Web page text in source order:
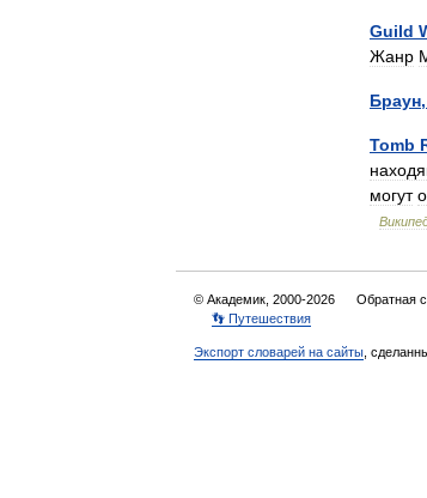
Guild
Жанр
Браун,
Tomb
могут
© Академик, 2000-2026 Обратная
👣 Путешествия
Экспорт словарей на сайты ,